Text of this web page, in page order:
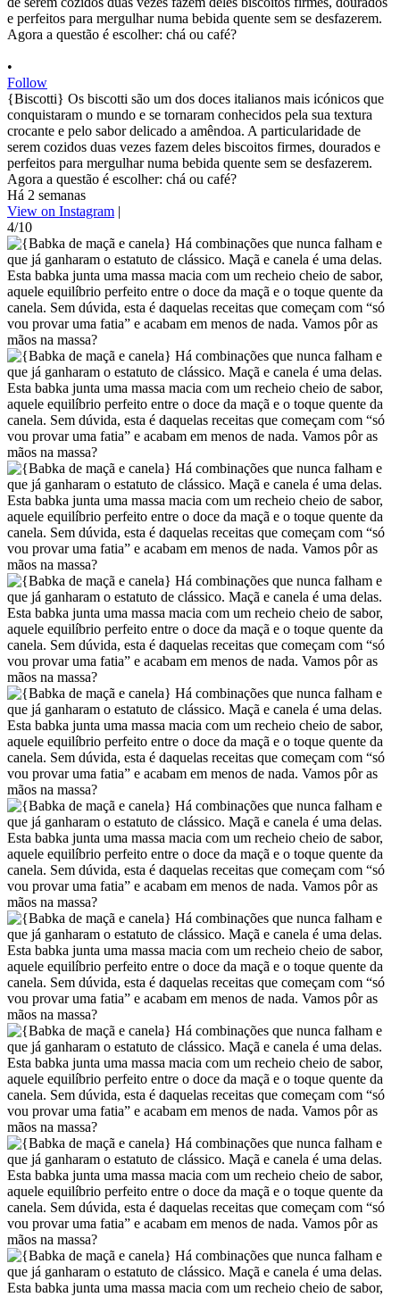
•
Follow
{Biscotti} Os biscotti são um dos doces italianos mais icónicos que
conquistaram o mundo e se tornaram conhecidos pela sua textura
crocante e pelo sabor delicado a amêndoa. A particularidade de
serem cozidos duas vezes fazem deles biscoitos firmes, dourados e
perfeitos para mergulhar numa bebida quente sem se desfazerem.
Agora a questão é escolher: chá ou café?
Há 2 semanas
View on Instagram |
4/10